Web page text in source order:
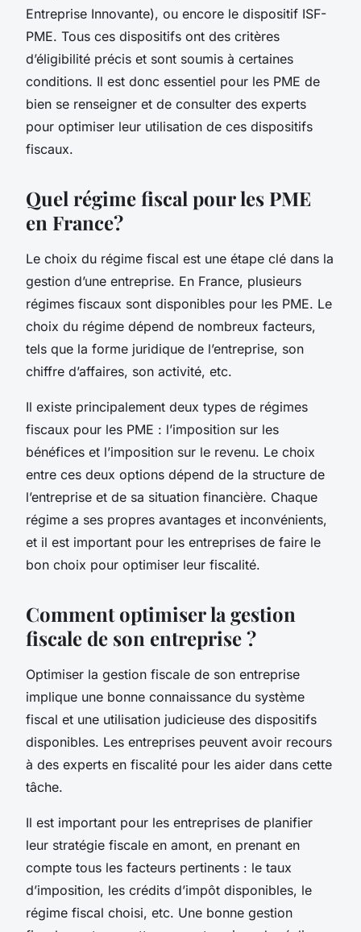
Entreprise Innovante), ou encore le dispositif ISF-
PME. Tous ces dispositifs ont des critères
d’éligibilité précis et sont soumis à certaines
conditions. Il est donc essentiel pour les PME de
bien se renseigner et de consulter des experts
pour optimiser leur utilisation de ces dispositifs
fiscaux.
Quel régime fiscal pour les PME
en France?
Le choix du régime fiscal est une étape clé dans la
gestion d’une entreprise. En France, plusieurs
régimes fiscaux sont disponibles pour les PME. Le
choix du régime dépend de nombreux facteurs,
tels que la forme juridique de l’entreprise, son
chiffre d’affaires, son activité, etc.
Il existe principalement deux types de régimes
fiscaux pour les PME : l’imposition sur les
bénéfices et l’imposition sur le revenu. Le choix
entre ces deux options dépend de la structure de
l’entreprise et de sa situation financière. Chaque
régime a ses propres avantages et inconvénients,
et il est important pour les entreprises de faire le
bon choix pour optimiser leur fiscalité.
Comment optimiser la gestion
fiscale de son entreprise ?
Optimiser la gestion fiscale de son entreprise
implique une bonne connaissance du système
fiscal et une utilisation judicieuse des dispositifs
disponibles. Les entreprises peuvent avoir recours
à des experts en fiscalité pour les aider dans cette
tâche.
Il est important pour les entreprises de planifier
leur stratégie fiscale en amont, en prenant en
compte tous les facteurs pertinents : le taux
d’imposition, les crédits d’impôt disponibles, le
régime fiscal choisi, etc. Une bonne gestion